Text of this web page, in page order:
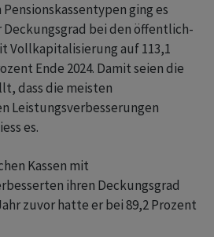
ging es
Deckungsgrad bei den öffentlich-
Vollkapitalisierung auf 113,1
Ende 2024. Damit seien die
dass die meisten
Leistungsverbesserungen
es.
Kassen mit
ihren Deckungsgrad
zuvor hatte er bei 89,2 Prozent